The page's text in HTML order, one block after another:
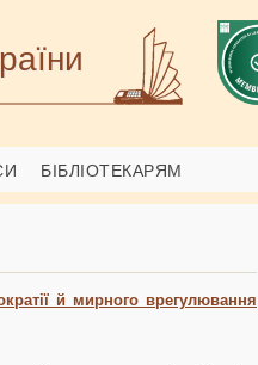
БІБЛІОТЕКАРЯМ
й мирного врегулювання